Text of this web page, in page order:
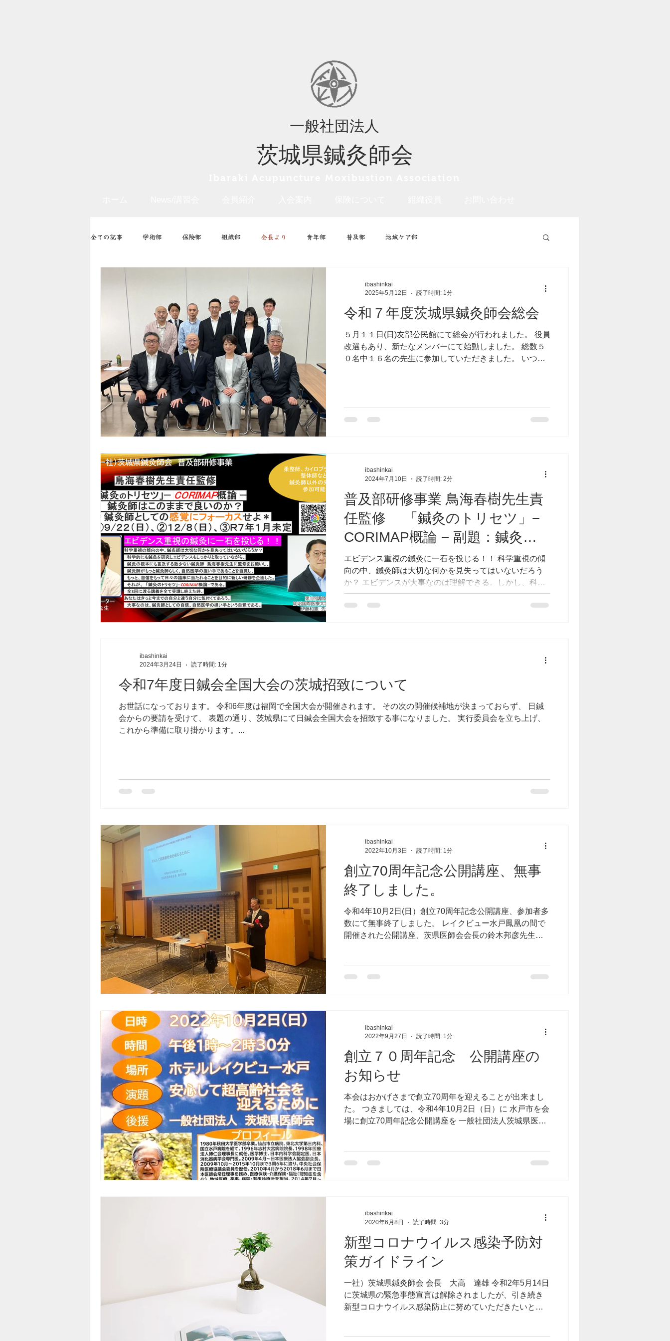
一般社団法人
茨城県鍼灸師会
全ての記事 学術部 保険部 組織部 会長より 青年部 普及部 地域ケア部
令和７年度茨城県鍼灸師会総会
５月１１日(日)友部公民館にて総会が行われました。 役員
改選もあり、新たなメンバーにて始動しました。 総数５
０名中１６名の先生に参加していただきました。 いつも
ibashinkai
2025年5月12日
読了時間: 1分
普及部研修事業 鳥海春樹先生責
任監修 「鍼灸のトリセツ」−
CORIMAP概論 − 副題：鍼灸師
はこのままで良いのか？＊鍼灸
師としての感覚にフォーカスせ
よ＊
エビデンス重視の鍼灸に一石を投じる！！ 科学重視の傾
向の中、鍼灸師は大切な何かを見失ってはいないだろう
か？ エビデンスが大事なのは理解できる。しかし、科学
が発達していなかった時代、 先人たちは、何を以て病を
治療し快方に向かわせたのか？...
ibashinkai
2024年7月10日
読了時間: 2分
令和7年度日鍼会全国大会の茨城招致について
お世話になっております。 令和6年度は福岡で全国大会が開催されます。 その次の開催候補地が決まっておらず、 日鍼
会からの要請を受けて、 表題の通り、茨城県にて日鍼会全国大会を招致する事になりました。 実行委員会を立ち上げ、
これから準備に取り掛かります。...
ibashinkai
2024年3月24日
読了時間: 1分
創立70周年記念公開講座、無事
終了しました。
令和4年10月2日(日）創立70周年記念公開講座、参加者多
数にて無事終了しました。 レイクビュー水戸鳳凰の間で
開催された公開講座、茨県医師会会長の鈴木邦彦先生を
ibashinkai
2022年10月3日
読了時間: 1分
創立７０周年記念 公開講座の
お知らせ
本会はおかげさまで創立70周年を迎えることが出来まし
た。 つきましては、令和4年10月2日（日）に 水戸市を会
場に創立70周年記念公開講座を 一般社団法人茨城県医師
ibashinkai
2022年9月27日
読了時間: 1分
新型コロナウイルス感染予防対
策ガイドライン
一社）茨城県鍼灸師会 会長 大高 達雄 令和2年5月14日
に茨城県の緊急事態宣言は解除されましたが、引き続き
新型コロナウイルス感染防止に努めていただきたいと思
ibashinkai
2020年6月8日
読了時間: 3分